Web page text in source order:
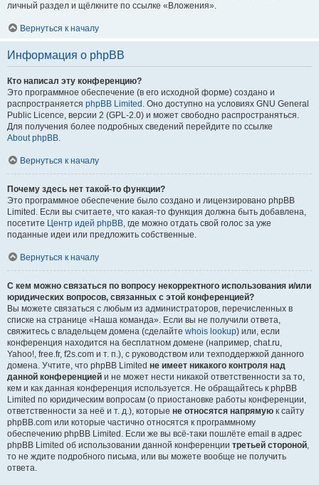
личный раздел и щёлкните по ссылке «Вложения».
Вернуться к началу
Информация о phpBB
Кто написал эту конференцию?
Это программное обеспечение (в его исходной форме) создано и
распространяется phpBB Limited . Оно доступно на условиях GNU General
Public Licence, версии 2 (GPL-2.0) и может свободно распространяться.
Для получения более подробных сведений перейдите по ссылке
About phpBB.
Вернуться к началу
Почему здесь нет такой-то функции?
Это программное обеспечение было создано и лицензировано phpBB
Limited. Если вы считаете, что какая-то функция должна быть добавлена,
посетите Центр идей phpBB, где можно отдать свой голос за уже
поданные идеи или предложить собственные.
Вернуться к началу
С кем можно связаться по вопросу некорректного использования и/или
юридических вопросов, связанных с этой конференцией?
Вы можете связаться с любым из администраторов, перечисленных в
списке на странице «Наша команда». Если вы не получили ответа,
свяжитесь с владельцем домена (сделайте whois lookup) или, если
конференция находится на бесплатном домене (например, chat.ru,
Yahoo!, free.fr, f2s.com и т. п.), с руководством или техподдержкой данного
домена. Учтите, что phpBB Limited не имеет никакого контроля над
данной конференцией и не может нести никакой ответственности за то,
кем и как данная конференция используется. Не обращайтесь к phpBB
Limited по юридическим вопросам (о приостановке работы конференции,
ответственности за неё и т. д.), которые не относятся напрямую к сайту
phpBB.com или которые частично относятся к программному
обеспечению phpBB Limited. Если же вы всё-таки пошлёте email в адрес
phpBB Limited об использовании данной конференции третьей стороной,
то не ждите подробного письма, или вы можете вообще не получить
ответа.